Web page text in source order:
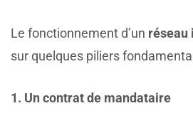
Le fonctionnement d’un réseau
sur quelques piliers
1. Un contrat de mandataire